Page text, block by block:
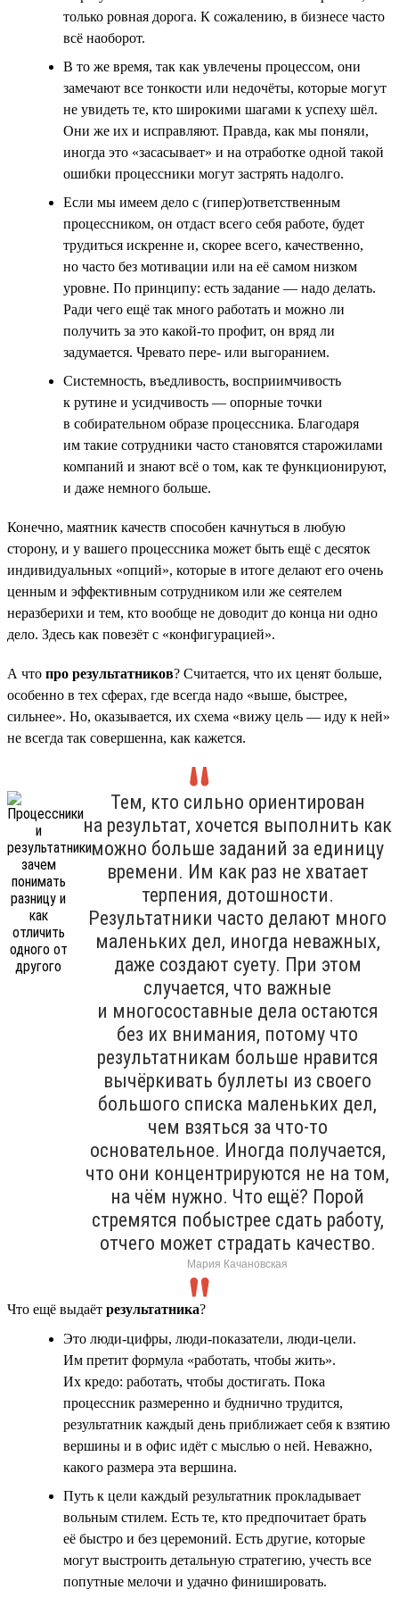
только ровная дорога. К сожалению, в бизнесе часто
всё наоборот.
В то же время, так как увлечены процессом, они
замечают все тонкости или недочёты, которые могут
не увидеть те, кто широкими шагами к успеху шёл.
Они же их и исправляют. Правда, как мы поняли,
иногда это «засасывает» и на отработке одной такой
ошибки процессники могут застрять надолго.
Если мы имеем дело с (гипер)ответственным
процессником, он отдаст всего себя работе, будет
трудиться искренне и, скорее всего, качественно,
но часто без мотивации или на её самом низком
уровне. По принципу: есть задание — надо делать.
Ради чего ещё так много работать и можно ли
получить за это какой-то профит, он вряд ли
задумается. Чревато пере- или выгоранием.
Системность, въедливость, восприимчивость
к рутине и усидчивость — опорные точки
в собирательном образе процессника. Благодаря
им такие сотрудники часто становятся старожилами
компаний и знают всё о том, как те функционируют,
и даже немного больше.
Конечно, маятник качеств способен качнуться в любую
сторону, и у вашего процессника может быть ещё с десяток
индивидуальных «опций», которые в итоге делают его очень
ценным и эффективным сотрудником или же сеятелем
неразберихи и тем, кто вообще не доводит до конца ни одно
дело. Здесь как повезёт с «конфигурацией».
А что про результатников? Считается, что их ценят больше,
особенно в тех сферах, где всегда надо «выше, быстрее,
сильнее». Но, оказывается, их схема «вижу цель — иду к ней»
не всегда так совершенна, как кажется.
Тем, кто сильно ориентирован
на результат, хочется выполнить как
можно больше заданий за единицу
времени. Им как раз не хватает
терпения, дотошности.
Результатники часто делают много
маленьких дел, иногда неважных,
даже создают суету. При этом
случается, что важные
и многосоставные дела остаются
без их внимания, потому что
результатникам больше нравится
вычёркивать буллеты из своего
большого списка маленьких дел,
чем взяться за что-то
основательное. Иногда получается,
что они концентрируются не на том,
на чём нужно. Что ещё? Порой
стремятся побыстрее сдать работу,
отчего может страдать качество.
Мария Качановская
Что ещё выдаёт результатника?
Это люди-цифры, люди-показатели, люди-цели.
Им претит формула «работать, чтобы жить».
Их кредо: работать, чтобы достигать. Пока
процессник размеренно и буднично трудится,
результатник каждый день приближает себя к взятию
вершины и в офис идёт с мыслью о ней. Неважно,
какого размера эта вершина.
Путь к цели каждый результатник прокладывает
вольным стилем. Есть те, кто предпочитает брать
её быстро и без церемоний. Есть другие, которые
могут выстроить детальную стратегию, учесть все
попутные мелочи и удачно финишировать.